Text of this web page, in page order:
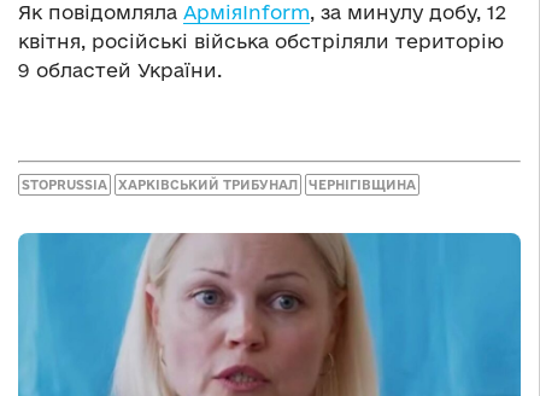
Як повідомляла АрміяInform, за минулу добу, 12
квітня, російські війська обстріляли територію
9 областей України.
STOPRUSSIA ХАРКІВСЬКИЙ ТРИБУНАЛ ЧЕРНІГІВЩИНА